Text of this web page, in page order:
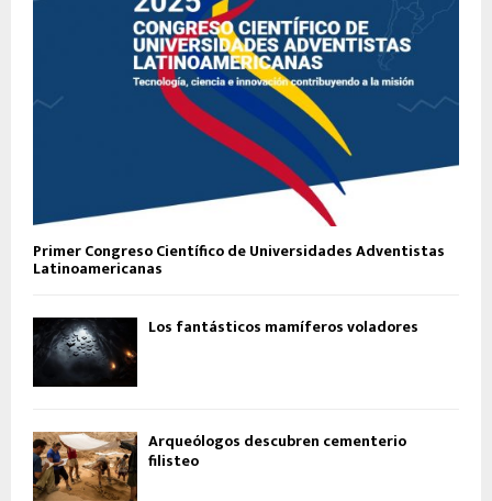
Primer Congreso Científico de Universidades Adventistas
Latinoamericanas
Los fantásticos mamíferos voladores
Arqueólogos descubren cementerio
filisteo